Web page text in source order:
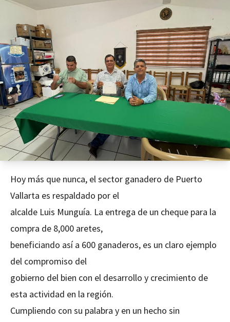
Hoy más que nunca, el sector ganadero de Puerto
Vallarta es respaldado por el
alcalde Luis Munguía. La entrega de un cheque para la
compra de 8,000 aretes,
beneficiando así a 600 ganaderos, es un claro ejemplo
del compromiso del
gobierno del bien con el desarrollo y crecimiento de
esta actividad en la región.
Cumpliendo con su palabra y en un hecho sin